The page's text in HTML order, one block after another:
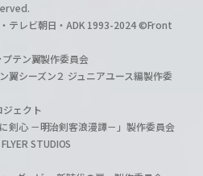
テレビ朝日・ADK 1993-2024 ©Front
テン翼製作委員会
翼シーズン２ ジュニアユース編製作委
ェクト
剣心 －明治剣客浪漫譚－」製作委員会
STUDIOS